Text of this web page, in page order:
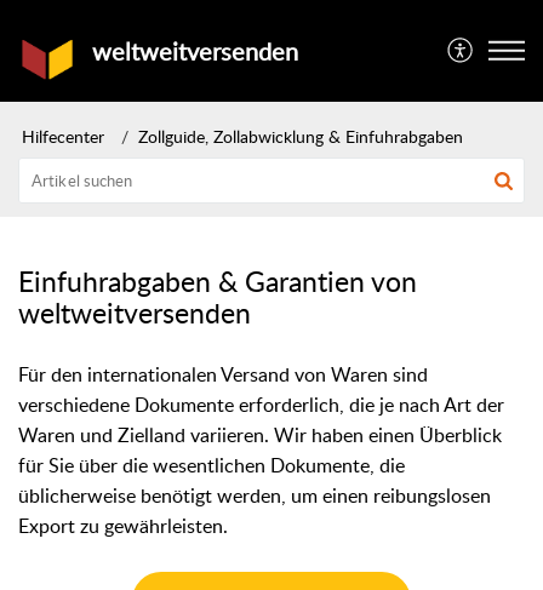
weltweitversenden
Hilfecenter Zollguide, Zollabwicklung & Einfuhrabgaben
Einfuhrabgaben & Garantien von
weltweitversenden
Für den internationalen Versand von Waren sind
verschiedene Dokumente erforderlich, die je nach Art der
Waren und Zielland variieren. Wir haben einen Überblick
für Sie über die wesentlichen Dokumente, die
üblicherweise benötigt werden, um einen reibungslosen
Export zu gewährleisten.